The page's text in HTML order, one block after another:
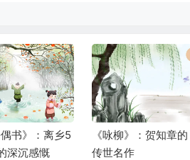
偶书》：离乡5
深沉感慨
《咏柳》：贺知章的
传世名作